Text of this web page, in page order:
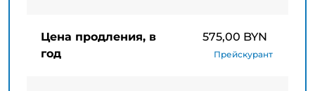
Цена продления, в
год
575,00 BYN
Прейскурант